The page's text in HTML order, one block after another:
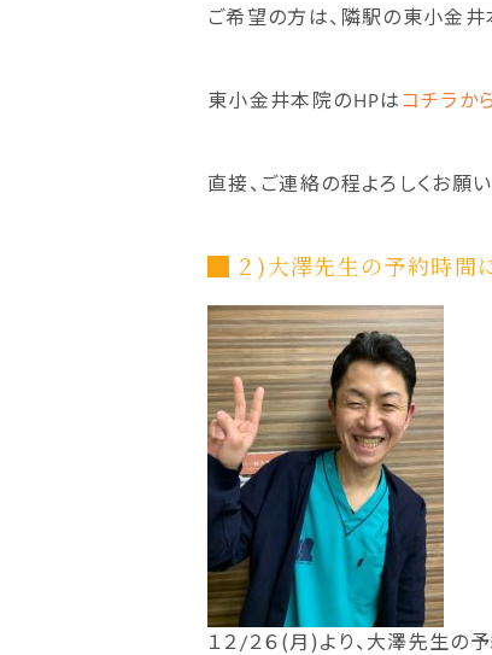
ご希望の方は、隣駅の東小金
東小金井本院のHPはコチラか
直接、ご連絡の程よろしくお願い
２)大澤先生の予約時間
１２/２６(月)より、大澤先生の